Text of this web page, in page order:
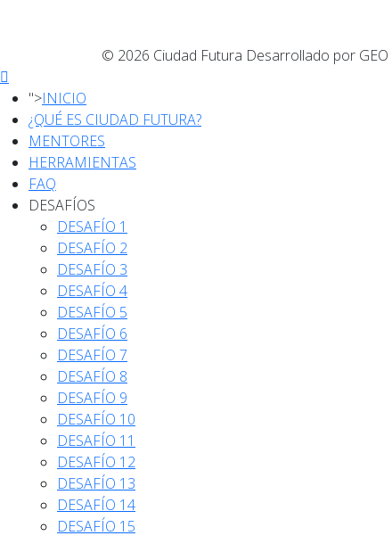
© 2026 Ciudad Futura Desarrollado por GEO
">INICIO
¿QUÉ ES CIUDAD FUTURA?
MENTORES
HERRAMIENTAS
FAQ
DESAFÍOS
DESAFÍO 1
DESAFÍO 2
DESAFÍO 3
DESAFÍO 4
DESAFÍO 5
DESAFÍO 6
DESAFÍO 7
DESAFÍO 8
DESAFÍO 9
DESAFÍO 10
DESAFÍO 11
DESAFÍO 12
DESAFÍO 13
DESAFÍO 14
DESAFÍO 15